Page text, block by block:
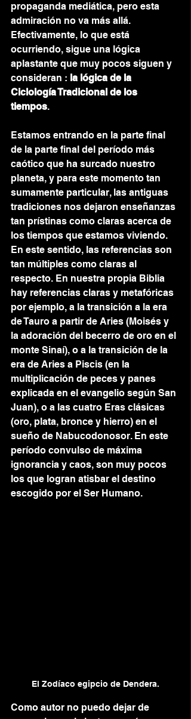
propaganda mediática, pero esta
admiración no va más allá.
Efectivamente, lo que está
ocurriendo, sigue una lógica
aplastante que muy pocos siguen y
consideran : la lógica de la
Ciclología Tradicional de los
tiempos.
Estamos entrando en la parte final
de la parte final del período más
caótico que ha surcado nuestro
planeta, y para este momento tan
sumamente particular, las antiguas
tradiciones nos dejaron enseñanzas
tan prístinas como claras acerca de
los tiempos que estamos viviendo.
En este sentido, las referencias son
tan múltiples como claras al
respecto. En nuestra propia Biblia
hay referencias claras y metafóricas
por ejemplo, a la transición a la era
de Tauro a partir de Aries (Moisés y
la adoración del becerro de oro en el
monte Sinaí), o a la transición de la
era de Aries a Piscis (en la
multiplicación de peces y panes
explicada en el evangelio según San
Juan), o a las cuatro Eras clásicas
(oro, plata, bronce y hierro) en el
sueño de Nabucodonosor. En este
período convulso de máxima
ignorancia y caos, son muy pocos
los que logran atisbar el destino
escogido por el Ser Humano.
El Zodíaco egipcio de Dendera.
Como autor no puedo dejar de